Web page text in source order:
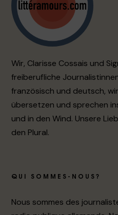
Wir, Clarisse Cossais und
freiberufliche
französisch und deutsch,
übersetzen und sprechen
und in den Wind. Unsere
den Plural.
QUI SOMMES-NOUS?
Nous sommes des